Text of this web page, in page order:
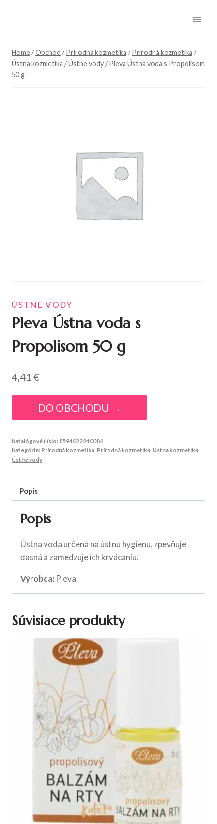
Home /Obchod / Prírodná kozmetika / Prírodná kozmetika /
Ústna kozmetika /Ústne vody / Pleva Ústna voda s Propolisom
50 g
ÚSTNE VODY
Pleva Ústna voda s
Propolisom 50 g
4,41€
DO OBCHODU →
Katalógové číslo: 8594022240084
Kategórie: Prírodná kozmetika Prírodná kozmetika Ústna kozmetika
Ústne vody
Popis
Popis
Ústna voda určená na ústnu hygienu, zpevňuje
ďasná a zamedzuje ich krvácaniu.
Výrobca: Pleva
Súvisiace produkty